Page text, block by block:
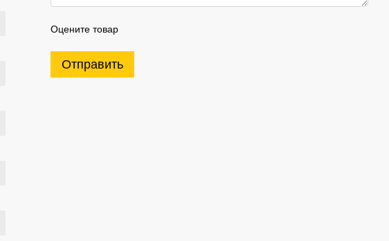
Оцените товар
Отправить